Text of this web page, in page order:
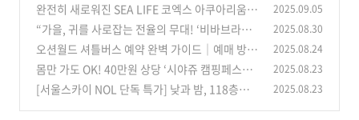
완전히 새로워진 SEA LIFE 코엑스 아쿠아리움,
서울! 방문 전 알아야 할 모든 것
(0)
2025.09.05
“가을, 귀를 사로잡는 전율의 무대! ‘비바브라보’
콘서트 – 명품 보컬 4인의 가왕 축제, 서울 경희대
에서 펼쳐진다”
(4)
2025.08.30
오션월드 셔틀버스 예약 완벽 가이드｜예매 방법
·출발지·환불·할인 총정리
(2)
2025.08.24
몸만 가도 OK! 40만원 상당 ‘시야쥬 캠핑페스티
벌’ 남이섬 1박 2일 무료 캠핑 참여 방법
(0)
2025.08.23
[서울스카이 NOL 단독 특가] 낮과 밤, 118층에
2025.08.23